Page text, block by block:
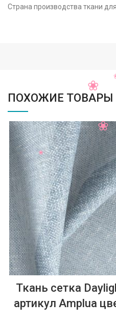
Страна производства ткани
ПОХОЖИЕ ТОВАРЫ
Ткань сетка
артикул Amplua